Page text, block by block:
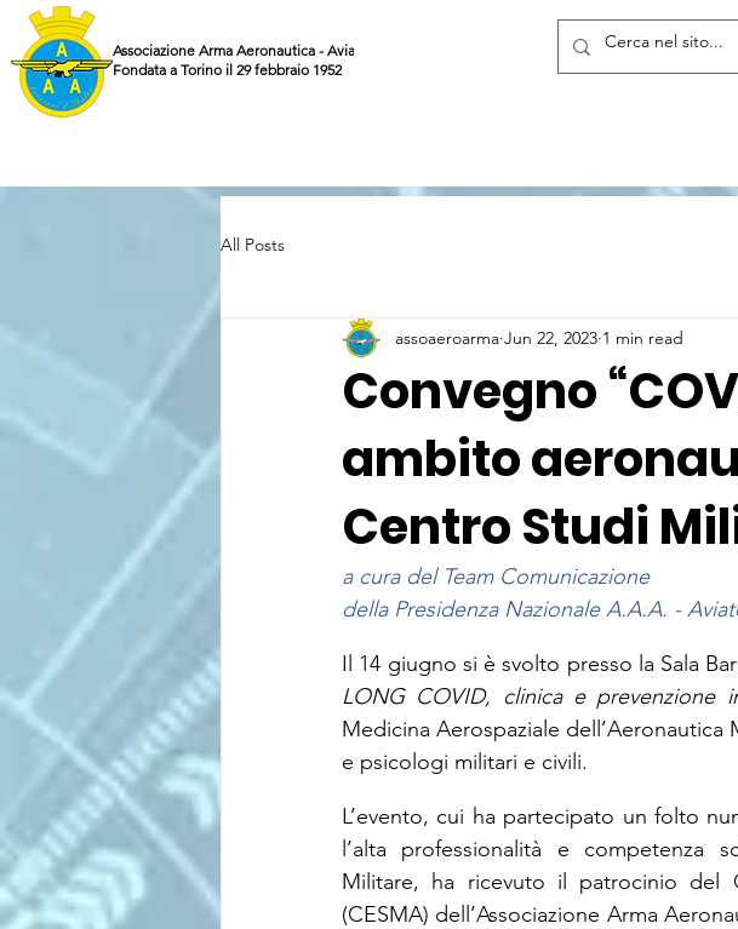
Associazione Arma Aeronautica - Aviatori d'Italia ETS
Fondata a Torino il 29 febbraio 1952
All Posts
Convegno
ambito
Centro Studi
assoaeroarma Jun 22, 2023 1 min read
a cura del Team Comunicazione
della Presidenza Nazionale A.A.A. -
Il 14 giugno si è svolto presso la Sala
LONG COVID, clinica e prevenzione
Medicina Aerospaziale
e psicologi militari e civili.
L’evento, cui ha partecipato un folto
l’alta professionalità e competenza
Militare, ha ricevuto il patrocinio del
(CESMA) dell’Associazione Arma